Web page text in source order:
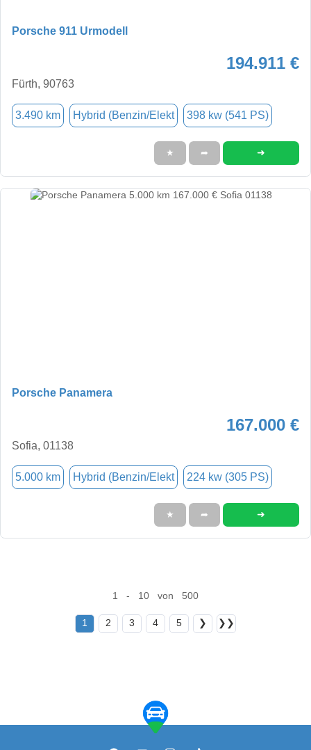
Porsche 911 Urmodell
194.911 €
Fürth, 90763
3.490 km Hybrid (Benzin/Elekt 398 kw (541 PS)
★ ➦ ➜
Porsche Panamera
167.000 €
Sofia, 01138
5.000 km Hybrid (Benzin/Elekt 224 kw (305 PS)
★ ➦ ➜
1 - 10 von 500
1 2 3 4 5 ❯ ❯❯